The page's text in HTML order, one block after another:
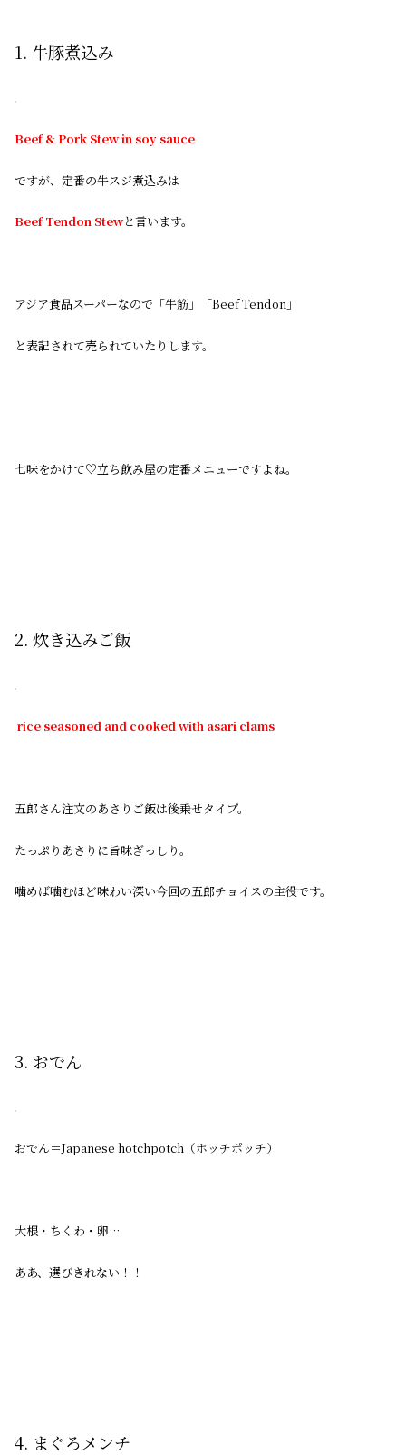
1. 牛豚煮込み
Beef & Pork Stew in soy sauce
ですが、定番の牛スジ煮込みは
Beef Tendon Stewと言います。
アジア食品スーパーなので「牛筋」「Beef Tendon」
と表記されて売られていたりします。
七味をかけて♡立ち飲み屋の定番メニューですよね。
2. 炊き込みご飯
rice seasoned and cooked with asari clams
五郎さん注文のあさりご飯は後乗せタイプ。
たっぷりあさりに旨味ぎっしり。
噛めば噛むほど味わい深い今回の五郎チョイスの主役です。
3. おでん
おでん＝Japanese hotchpotch（ホッチポッチ）
大根・ちくわ・卵…
ああ、選びきれない！！
4. まぐろメンチ